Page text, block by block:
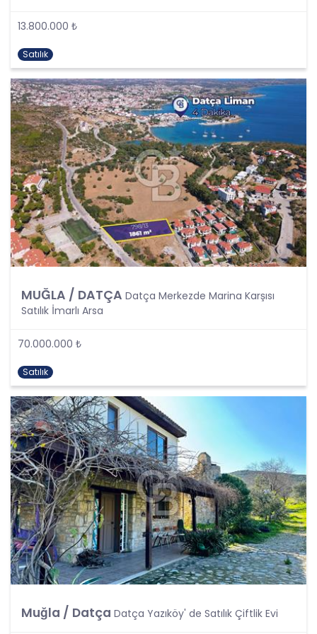
tanınmasını ve teşhisini sağlayan bilgilerden
ibaret olmayıp ayrıca kişilerin fiziksel, sosyal,
kültürel, ekonomik, psikolojik tüm bilgilerini de
kapsamaktadır.
Kişinin kimlik bilgilerine ek olarak, vatandaşlık
numarası, vergi numarası, pasaport numarası,
sosyal güvenlik numarası, sürücü belgesi
numarası, taşıt plakası, ev adresi, iş adresi, e-
posta adresi, telefon numarası, faks numarası,
özgeçmişi, fotoğrafı, videosu, genetik bilgileri, kan
grubu, kriminal geçmişi ve adli sicil bilgileri gibi
kişinin belirli veya belirlenebilir olmasını sağlayan
tüm bilgiler kişisel veri niteliği taşımaktadır ve
kişisel verilerin korunması kapsamına girmektedir.
Bu tanım uyarınca, CB Gayrimenkul Franchising
Pazarlama ve Danışmanlık Hizmetleri A.Ş. iş
üzere üçüncü kişiler de dahil, topladıkları tüm
verilerin kişisel veri kapsamına girip girmediğini
uygun olarak işleyecektir.
otomatik olan ya da herhangi bir veri kayıt
sisteminin parçası olmak kaydıyla otomatik
olmayan yollarla elde edilmesi, kaydedilmesi,
depolanması, muhafaza edilmesi, değiştirilmesi,
yeniden düzenlenmesi, açıklanması, aktarılması,
elde edilebilir hale getirilmesi, sınıflandırılması
veya kullanılmasının engellenmesi gibi veriler
üzerinde gerçekleştirilen her türlü işlemi
kapsamaktadır.
CB Gayrimenkul Franchising Pazarlama ve
Danışmanlık Hizmetleri A.Ş.; KVKK uyarınca kişisel
verileri ancak ilgili kişilerin açık rızası ile işleyecektir
Ancak, aşağıdaki şartlardan herhangi birinin var
olması halinde, açık rıza aranmaksın kişisel
Kanunlarda açıkça öngörülmesi,
13.800.000 ₺
Satılık
MUĞLA / DATÇA Datça Merkezde Marina Karşısı
Satılık İmarlı Arsa
70.000.000 ₺
Satılık
Muğla / Datça Datça Yazıköy' de Satılık Çiftlik Evi